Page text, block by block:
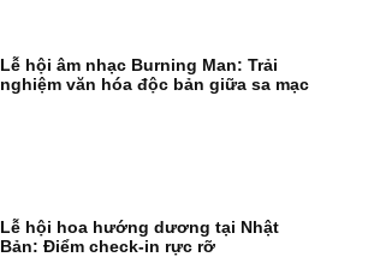
Lễ hội âm nhạc Burning Man: Trải
nghiệm văn hóa độc bản giữa sa mạc
Lễ hội hoa hướng dương tại Nhật
Bản: Điểm check-in rực rỡ